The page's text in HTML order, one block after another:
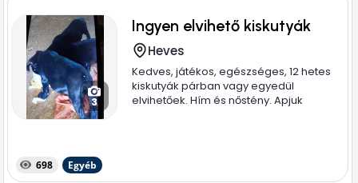
3
Ingyen elvihető kiskutyák
Heves
Kedves, játékos, egészséges, 12 hetes
kiskutyák párban vagy egyedül
elvihetőek. Hím és nőstény. Apjuk
698 Egyéb